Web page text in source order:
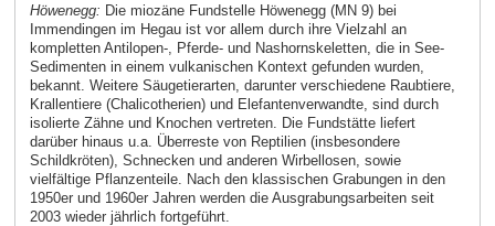
Höwenegg: Die miozäne Fundstelle Höwenegg (MN 9) bei
Immendingen im Hegau ist vor allem durch ihre Vielzahl an
kompletten Antilopen-, Pferde- und Nashornskeletten, die in See-
Sedimenten in einem vulkanischen Kontext gefunden wurden,
bekannt. Weitere Säugetierarten, darunter verschiedene Raubtiere,
Krallentiere (Chalicotherien) und Elefantenverwandte, sind durch
isolierte Zähne und Knochen vertreten. Die Fundstätte liefert
darüber hinaus u.a. Überreste von Reptilien (insbesondere
Schildkröten), Schnecken und anderen Wirbellosen, sowie
vielfältige Pflanzenteile. Nach den klassischen Grabungen in den
1950er und 1960er Jahren werden die Ausgrabungsarbeiten seit
2003 wieder jährlich fortgeführt.